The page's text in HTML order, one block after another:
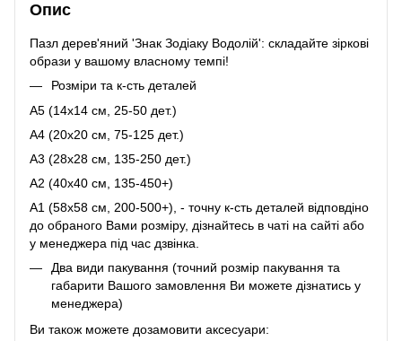
Опис
Пазл дерев'яний 'Знак Зодіаку Водолій': складайте зіркові
образи у вашому власному темпі!
Розміри та к-сть деталей
A5 (14х14 см, 25-50 дет.)
A4 (20x20 см, 75-125 дет.)
A3 (28х28 см, 135-250 дет.)
A2 (40х40 см, 135-450+)
A1 (58х58 см, 200-500+), - точну к-сть деталей відповдіно
до обраного Вами розміру, дізнайтесь в чаті на сайті або
у менеджера під час дзвінка.
Два види пакування (точний розмір пакування та
габарити Вашого замовлення Ви можете дізнатись у
менеджера)
Ви також можете дозамовити аксесуари: